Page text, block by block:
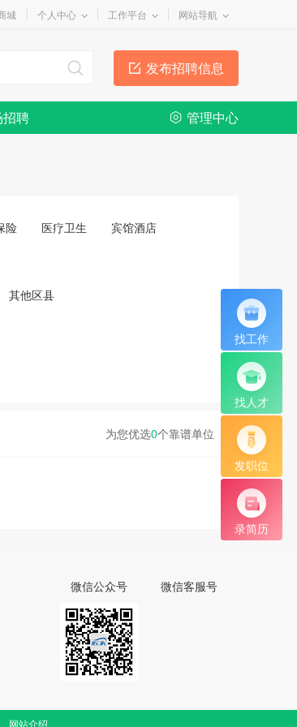
城 个人中心 工作平台 网站导航
发布招聘信息
聘 管理中心
找工作
找人才
发职位
录简历
险 医疗卫生
宾馆酒店
其他区县
为您优选0个靠谱单位
微信公众号 微信客服号
网站介绍